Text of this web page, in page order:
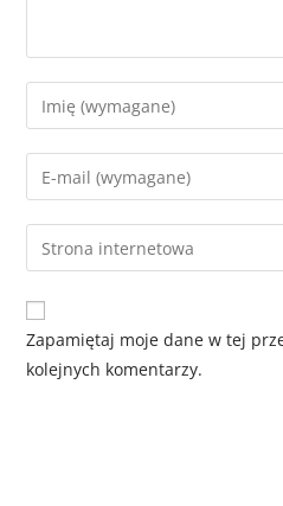
Zapamiętaj moje dane w tej
kolejnych komentarzy.